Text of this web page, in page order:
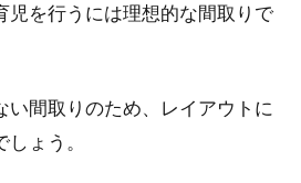
児を行うには理想的な間取りで
い間取りのため、レイアウトに
ょう。